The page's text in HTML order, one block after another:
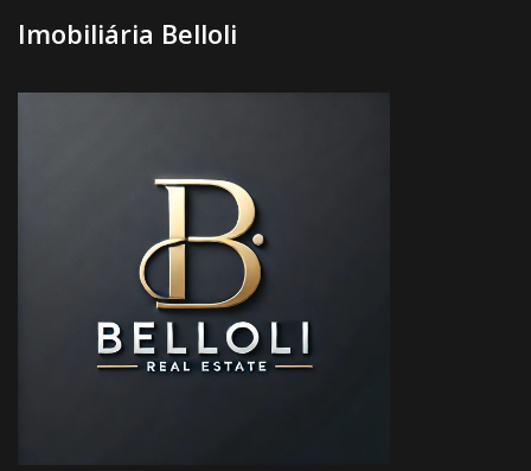
Imobiliária Belloli